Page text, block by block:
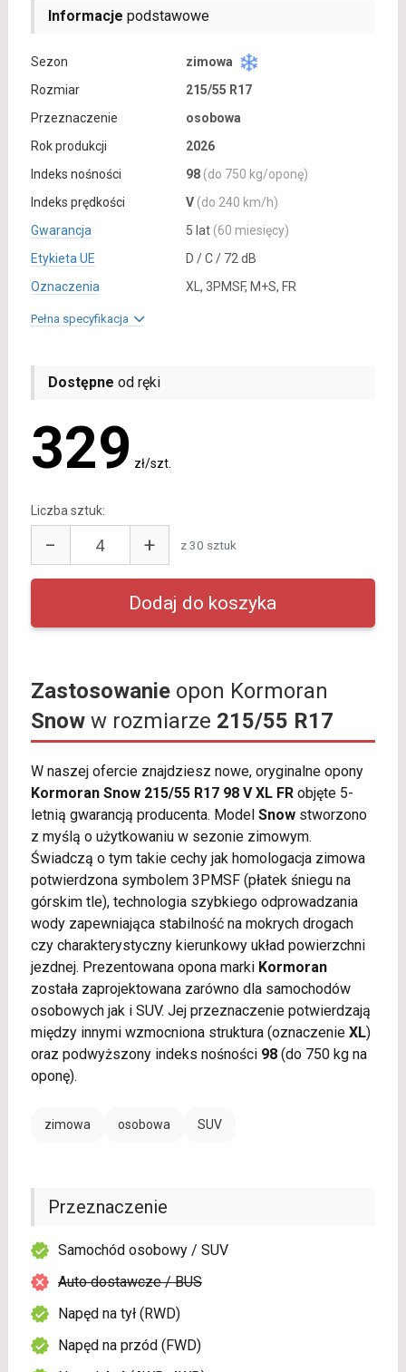
Informacje podstawowe
Sezon
zimowa
Rozmiar
215/55 R17
Przeznaczenie
osobowa
Rok produkcji
2026
Indeks nośności
98 (do 750 kg/oponę)
Indeks prędkości
V (do 240 km/h)
Gwarancja
5 lat (60 miesięcy)
Etykieta UE
D / C / 72 dB
Oznaczenia
XL, 3PMSF, M+S, FR
Pełna specyfikacja
Dostępne od ręki
329 zł/szt.
Liczba sztuk:
− + z 30 sztuk
Zastosowanieopon Kormoran
Snoww rozmiarze 215/55 R17
W naszej ofercie znajdziesz nowe, oryginalne opony
Kormoran Snow 215/55 R17 98 V XL FRobjęte 5-
letnią gwarancją producenta. Model Snowstworzono
z myślą o użytkowaniu w sezonie zimowym.
Świadczą o tym takie cechy jak homologacja zimowa
potwierdzona symbolem 3PMSF (płatek śniegu na
górskim tle), technologia szybkiego odprowadzania
wody zapewniająca stabilność na mokrych drogach
czy charakterystyczny kierunkowy układ powierzchni
jezdnej. Prezentowana opona marki Kormoran
została zaprojektowana zarówno dla samochodów
osobowych jak i SUV. Jej przeznaczenie potwierdzają
między innymi wzmocniona struktura (oznaczenie XL)
oraz podwyższony indeks nośności 98(do 750 kg na
oponę).
zimowa osobowa SUV
Przeznaczenie
Samochód osobowy / SUV
Auto dostawcze / BUS
Napęd na tył (RWD)
Napęd na przód (FWD)